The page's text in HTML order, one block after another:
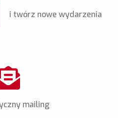
i twórz nowe wydarzenia
mailing